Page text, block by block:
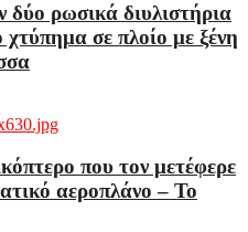
ρωσικά διυλιστήρια
σε πλοίο με ξένη
που τον μετέφερε
αεροπλάνο – Το